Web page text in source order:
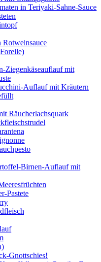
in Teriyaki-Sahne-Sauce
Rotweinsauce
Ziegenkäseauflauf mit
Auflauf mit Kräutern
Räucherlachsquark
Birnen-Auflauf mit
Pastete
Gnottschies!